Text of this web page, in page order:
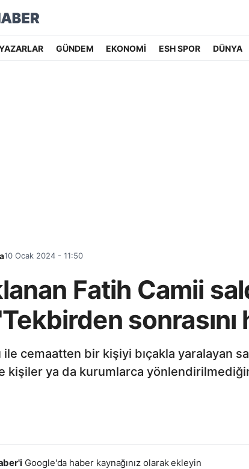
GÜNDEM EKONOMİ ESH SPOR DÜNYA
10 Ocak 2024 - 11:50
Fatih Camii
sonrasını
ile cemaatten bir kişiyi bıçakla yaralayan
kişiler ya da kurumlarca
Google'da haber kaynağınız olarak ekleyin